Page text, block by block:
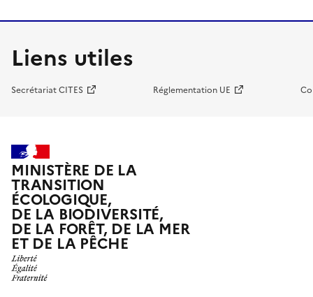
Liens utiles
Secrétariat CITES Réglementation UE
MINISTÈRE DE LA
TRANSITION
ÉCOLOGIQUE,
DE LA BIODIVERSITÉ,
DE LA FORÊT, DE LA MER
ET DE LA PÊCHE